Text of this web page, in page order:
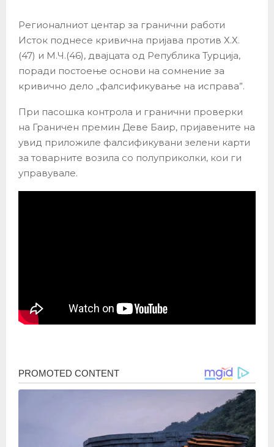
Регионалниот центар за гранични работи
Исток поднесе кривична пријава против Х.Х.
(47) и М.Ч.(46), двајцата од Република Турција,
поради постоење основи на сомнение за
кривично дело „фалсификување на исправа”.
При пасошка контрола и гранични проверки
на Граничен премин Деве Баир, пријавените на
увид приложиле фалсификувани зелени карти
за товарните возила со полуприколки, кои ги
управувале.